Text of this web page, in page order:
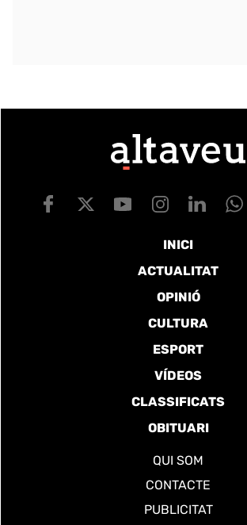
INICI
ACTUALITAT
OPINIÓ
CULTURA
ESPORT
VÍDEOS
CLASSIFICATS
OBITUARI
QUI SOM
CONTACTE
PUBLICITAT